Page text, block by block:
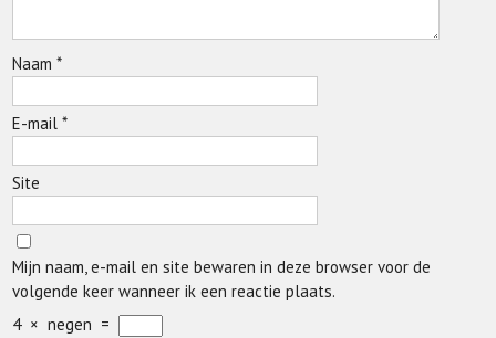
Naam*
E-mail*
Site
Mijn naam, e-mail en site bewaren in deze browser voor de
volgende keer wanneer ik een reactie plaats.
4 × negen =